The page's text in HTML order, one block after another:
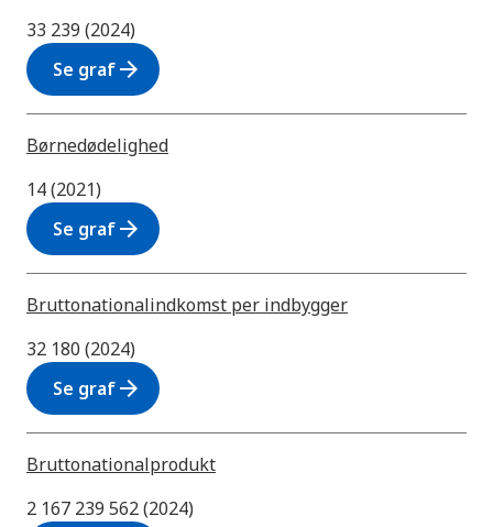
33 239 (2024)
Se grafarrow_forward
Børnedødelighed
14 (2021)
Se grafarrow_forward
Bruttonationalindkomst per indbygger
32 180 (2024)
Se grafarrow_forward
Bruttonationalprodukt
2 167 239 562 (2024)